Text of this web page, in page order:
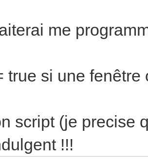
me
true si une fenêtre
script (je precise
!!!